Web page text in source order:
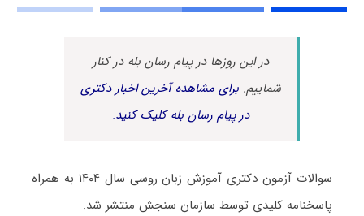
در این روزها در پیام رسان بله در کنار
شماییم.برای مشاهده آخرین اخبار دکتری
در پیام رسان بله کلیک کنید.
سوالات آزمون دکتری آموزش زبان روسی سال ۱۴۰۴ به همراه
پاسخنامه کلیدی توسط سازمان سنجش منتشر شد.